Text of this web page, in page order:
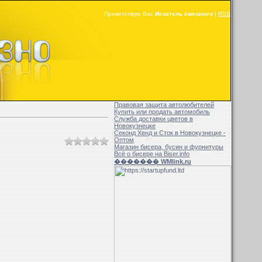
Приветствую Вас Искатель смешного | RSS
Правовая защита автолюбителей
Купить или продать автомобиль
Служба доставки цветов в
Новокузнецке
Секонд Хенд и Сток в Новокузнецке -
Оптом
Магазин бисера, бусин и фурнитуры
Всё о бисере на Biser.info
������� WMlink.ru